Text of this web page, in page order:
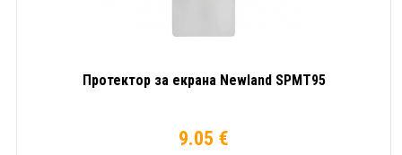
Протектор за екрана Newland SPMT95
9.05 €